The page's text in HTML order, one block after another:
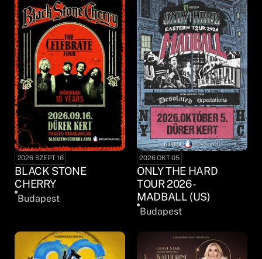
2026 SZEPT 16
BLACK STONE
CHERRY
Budapest
2026 OKT 05
ONLY THE HARD
TOUR 2026 -
MADBALL (US)
Budapest